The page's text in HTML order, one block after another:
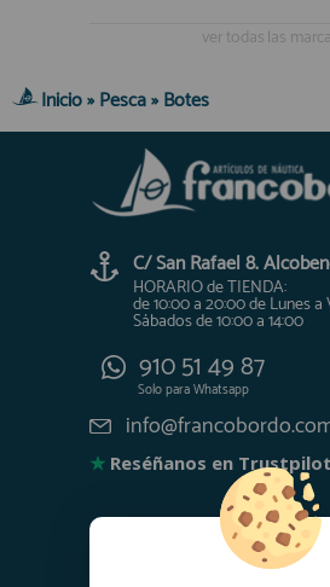
INFORMACION
HORARIO de TIENDA:
de 10:00 a 20:00 de Lunes a Viernes
Sábados de 10:00 a 14:00
910 51 49 87 Solo para
info@francobordo.com
registro
ver todas las
Inicio»Pesca»Botes
C/ San Rafael 8.
HORARIO de TIENDA:
de 10:00 a 20:00 de Lunes
Sábados de 10:00 a 14:00
910 51 49 87
Solo paraWhatsapp
★ Reséñanos en Trustpilot